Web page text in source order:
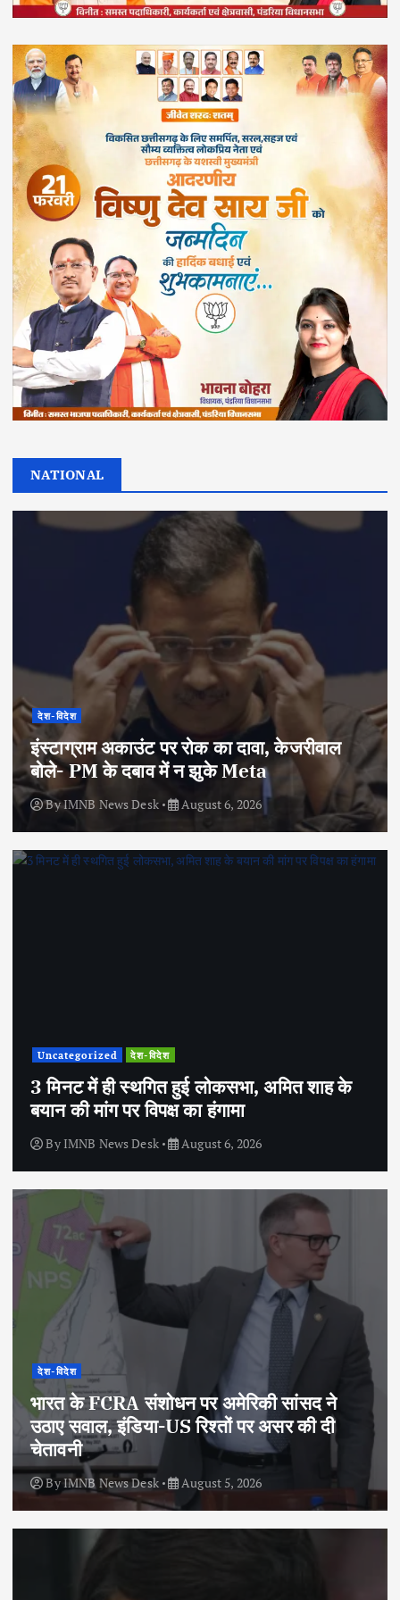
NATIONAL
देश-विदेश
इंस्टाग्राम अकाउंट पर रोक का दावा, केजरीवाल
बोले- PM के दबाव में न झुके Meta
ByIMNB News Desk August 6, 2026
Uncategorized देश-विदेश
3 मिनट में ही स्थगित हुई लोकसभा, अमित शाह के
बयान की मांग पर विपक्ष का हंगामा
By IMNB News Desk August 6, 2026
देश-विदेश
भारत के FCRA संशोधन पर अमेरिकी सांसद ने
उठाए सवाल, इंडिया-US रिश्तों पर असर की दी
चेतावनी
ByIMNB News Desk August 5, 2026